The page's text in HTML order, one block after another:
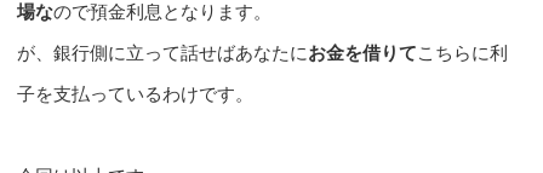
場なので預金利息となります。
が、銀行側に立って話せばあなたにお金を借りてこちらに利
子を支払っているわけです。